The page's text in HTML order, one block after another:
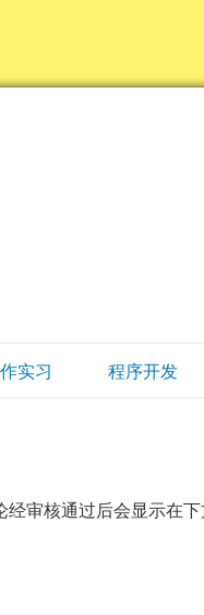
实习 程序开发
审核通过后会显示在